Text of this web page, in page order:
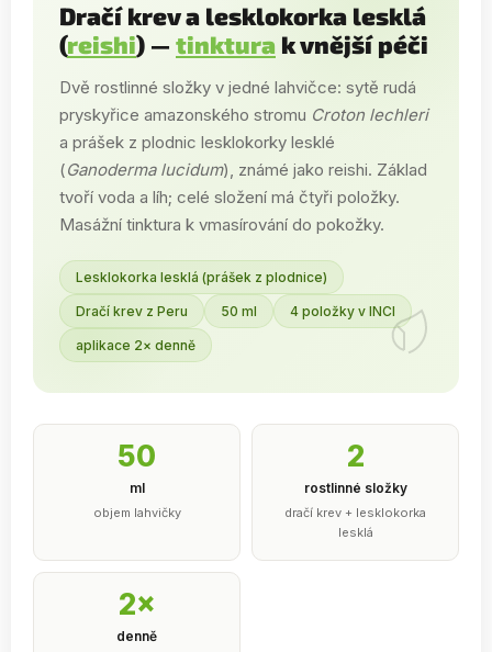
Dračí krev a lesklokorka lesklá
(reishi) — tinktura k vnější péči
Dvě rostlinné složky v jedné lahvičce: sytě rudá
pryskyřice amazonského stromu Croton lechleri
a prášek z plodnic lesklokorky lesklé
(Ganoderma lucidum), známé jako reishi. Základ
tvoří voda a líh; celé složení má čtyři položky.
Masážní tinktura k vmasírování do pokožky.
Lesklokorka lesklá (prášek z plodnice)
Dračí krev z Peru 50 ml 4 položky v INCI
aplikace 2× denně
50
ml
objem lahvičky
2
rostlinné složky
dračí krev + lesklokorka
lesklá
2×
denně